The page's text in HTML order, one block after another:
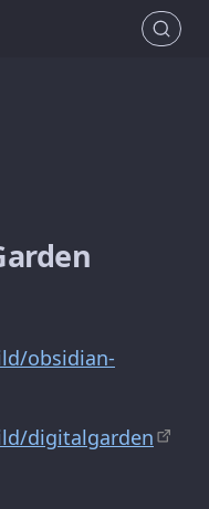
obsidian-
digitalgarden